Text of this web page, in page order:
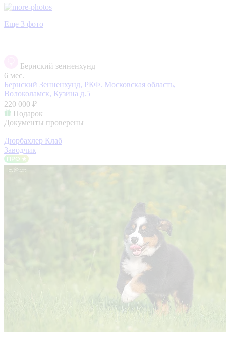
Еще 3 фото
Бернский зенненхунд
6 мес.
Бернский Зенненхунд, РКФ. Московская область,
Волоколамск, Кузина д.5
220 000 ₽
Подарок
Документы проверены
Дюрбахлер Клаб
Заводчик